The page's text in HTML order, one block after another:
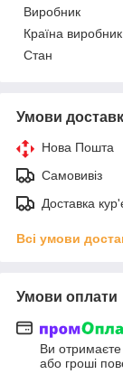
Виробник
Країна виробник
Стан
Умови
Нова Пошта
Самовивіз
Доставка
Всі умови
Умови оплати
Ви
або гроші